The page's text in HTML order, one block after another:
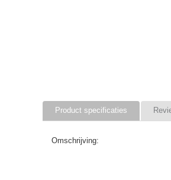
Product specificaties
Omschrijving: